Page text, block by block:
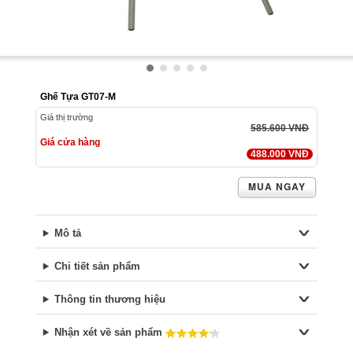
Ghế Tựa GT07-M
Giá thị trường
585.600 VNĐ
Giá cửa hàng
488.000 VNĐ
MUA NGAY
Mô tả
Chi tiết sản phẩm
Thông tin thương hiệu
Nhận xét về sản phẩm